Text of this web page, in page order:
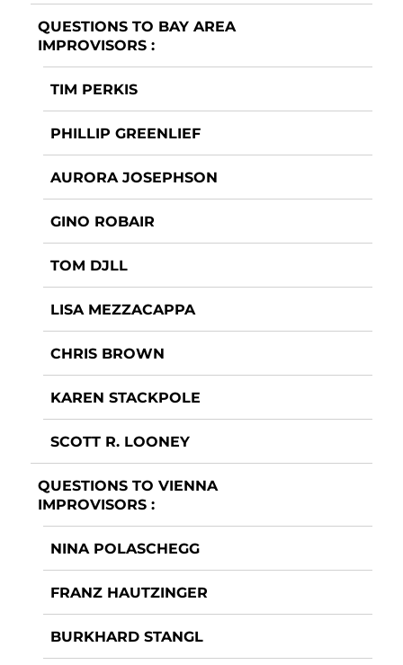
QUESTIONS TO BAY AREA
IMPROVISORS :
TIM PERKIS
PHILLIP GREENLIEF
AURORA JOSEPHSON
GINO ROBAIR
TOM DJLL
LISA MEZZACAPPA
CHRIS BROWN
KAREN STACKPOLE
SCOTT R. LOONEY
QUESTIONS TO VIENNA
IMPROVISORS :
NINA POLASCHEGG
FRANZ HAUTZINGER
BURKHARD STANGL